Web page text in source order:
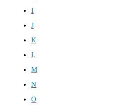
I
J
K
L
M
N
O